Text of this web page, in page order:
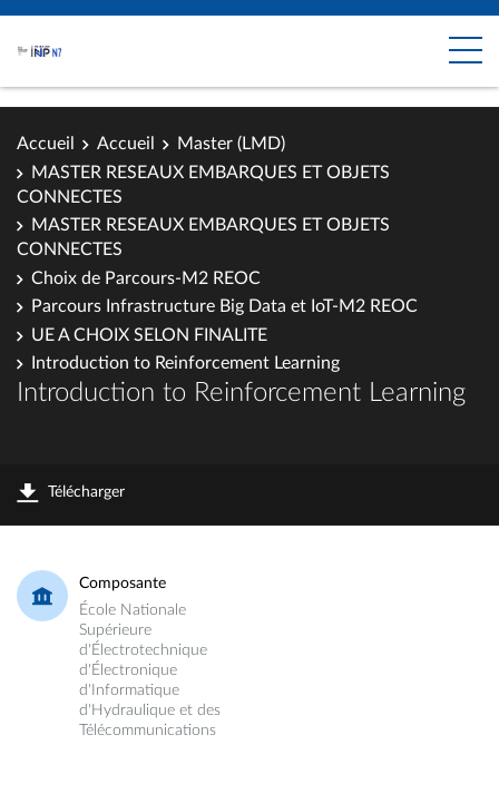
Accueil Accueil
Master (LMD)
MASTER RESEAUX EMBARQUES ET OBJETS
CONNECTES
MASTER RESEAUX EMBARQUES ET OBJETS
CONNECTES
Choix de Parcours-M2 REOC
Parcours Infrastructure Big Data et IoT-M2 REOC
UE A CHOIX SELON FINALITE
Introduction to Reinforcement Learning
Introduction to Reinforcement Learning
Télécharger
Composante
École Nationale
Supérieure
d'Électrotechnique
d'Électronique
d'Informatique
d'Hydraulique et des
Télécommunications